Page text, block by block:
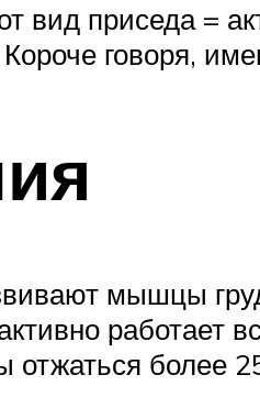
вид приседа =
говоря,
мышцы
более